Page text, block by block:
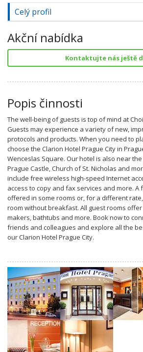
Celý profil
Akční nabídka
Kontaktujte nás ještě
Popis činnosti
The well-being of guests is top of mind at
Guests may experience a variety of new,
protocols and products. When you need to
choose the Clarion Hotel Prague City in
Wenceslas Square. Our hotel is also near
Prague Castle, Church of St. Nicholas and
include free wireless high-speed Internet
access to copy and fax services and more.
offered in some rooms or, for a different
room without breakfast. All guest rooms
makers, bathtubs and more. Book now to
friends and colleagues and explore all the
our Clarion Hotel Prague City.